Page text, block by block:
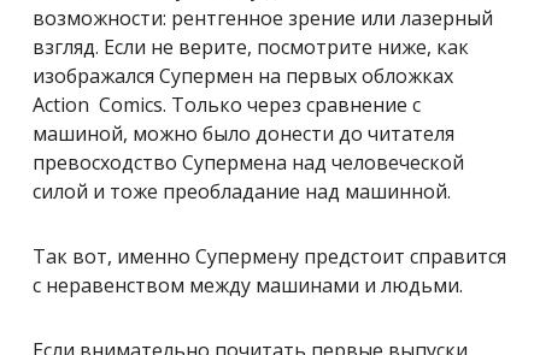
возможности: рентгенное зрение или лазерный
взгляд. Если не верите, посмотрите ниже, как
изображался Супермен на первых обложках
Action Comics. Только через сравнение с
машиной, можно было донести до читателя
превосходство Супермена над человеческой
силой и тоже преобладание над машинной.
Так вот, именно Супермену предстоит справится
с неравенством между машинами и людьми.